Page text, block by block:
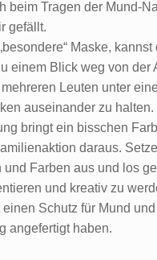
beim Tragen der Mund-
gefällt.
Maske,
einem Blick weg von der
Leuten unter
auseinander zu halten.
bringt ein bisschen
daraus.
und Farben aus und los
und kreativ zu
einen Schutz für Mund
angefertigt haben.